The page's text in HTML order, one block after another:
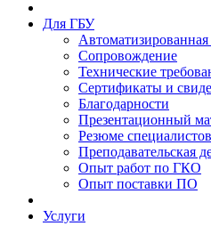
Для ГБУ
Сопровождение
Технические
Сертификаты и
Благодарности
Презентационный
Резюме специалистов
Преподавательская
Опыт работ по ГКО
Опыт поставки ПО
Услуги